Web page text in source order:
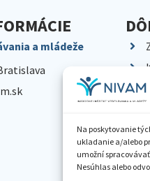
Na poskytovanie
ukladanie a/alebo
umožní
Nesúhlas alebo
a mládeže